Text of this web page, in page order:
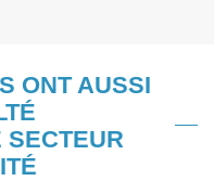
ONT AUSSI
SECTEUR